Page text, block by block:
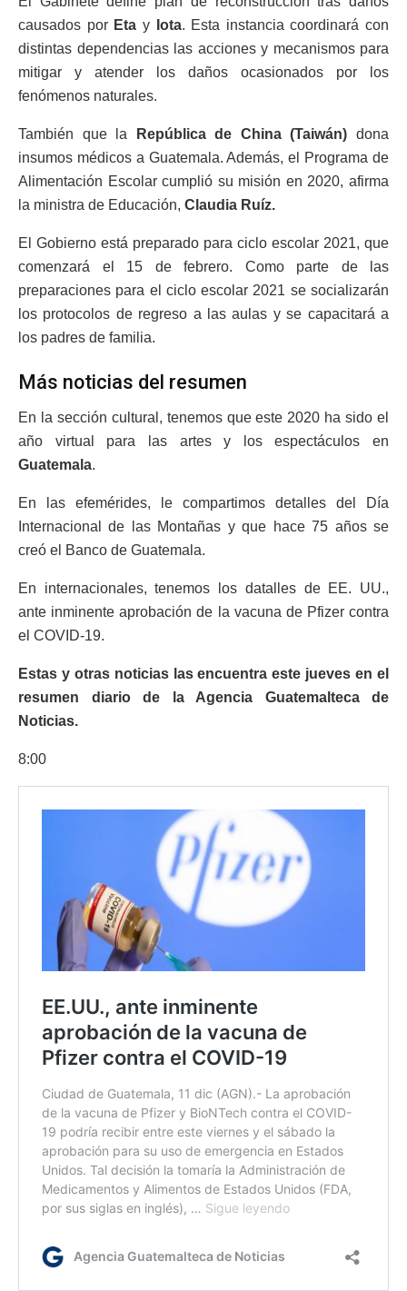
causados por Eta y Iota. Esta instancia coordinará con
distintas dependencias las acciones y mecanismos para
mitigar y atender los daños ocasionados por los
fenómenos naturales.
También que la República de China (Taiwán) dona
insumos médicos a Guatemala. Además, el Programa de
Alimentación Escolar cumplió su misión en 2020, afirma
la ministra de Educación, Claudia Ruíz.
El Gobierno está preparado para ciclo escolar 2021, que
comenzará el 15 de febrero. Como parte de las
preparaciones para el ciclo escolar 2021 se socializarán
los protocolos de regreso a las aulas y se capacitará a
los padres de familia.
Más noticias del resumen
En la sección cultural, tenemos que este 2020 ha sido el
año virtual para las artes y los espectáculos en
Guatemala.
En las efemérides, le compartimos detalles del Día
Internacional de las Montañas y que hace 75 años se
creó el Banco de Guatemala.
En internacionales, tenemos los datalles de EE. UU.,
ante inminente aprobación de la vacuna de Pfizer contra
el COVID-19.
Estas y otras noticias las encuentra este jueves en el
resumen diario de la Agencia Guatemalteca de
Noticias.
8:00